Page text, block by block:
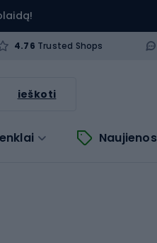
4.76 Trusted Shops
ieškoti
Naujienos